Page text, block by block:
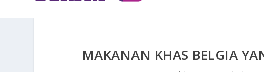
MAKANAN KHAS BELGIA